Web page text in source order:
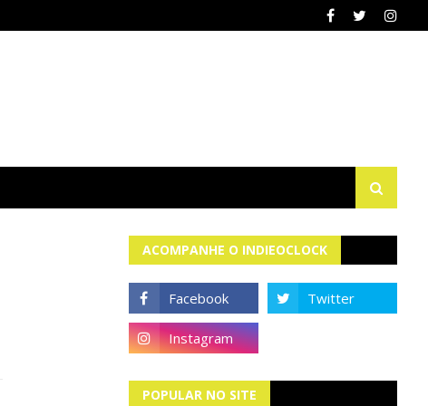
ACOMPANHE O INDIEOCLOCK
POPULAR NO SITE